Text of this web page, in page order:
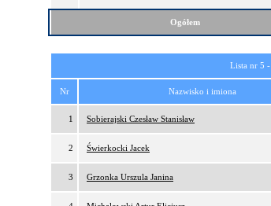
Ogółem
Lista nr 5 -
Nr Nazwisko i imiona
1 Sobierajski Czesław Stanisław
2 Świerkocki Jacek
3 Grzonka Urszula Janina